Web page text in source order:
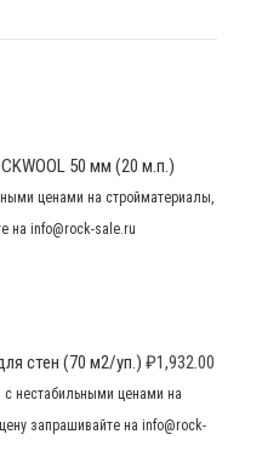
50 мм (20 м.п.)
ценами на стройматериалы,
на info@rock-sale.ru
стен (70 м2/уп.) ₽1,932.00
нестабильными ценами на
запрашивайте на info@rock-